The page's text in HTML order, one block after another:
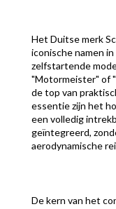
Het Duitse merk
iconische namen
zelfstartende
"Motormeister" of
de top van
essentie zijn het
een volledig
geïntegreerd,
aerodynamische
De kern van het